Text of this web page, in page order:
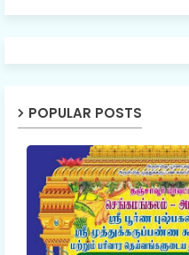
POPULAR POSTS